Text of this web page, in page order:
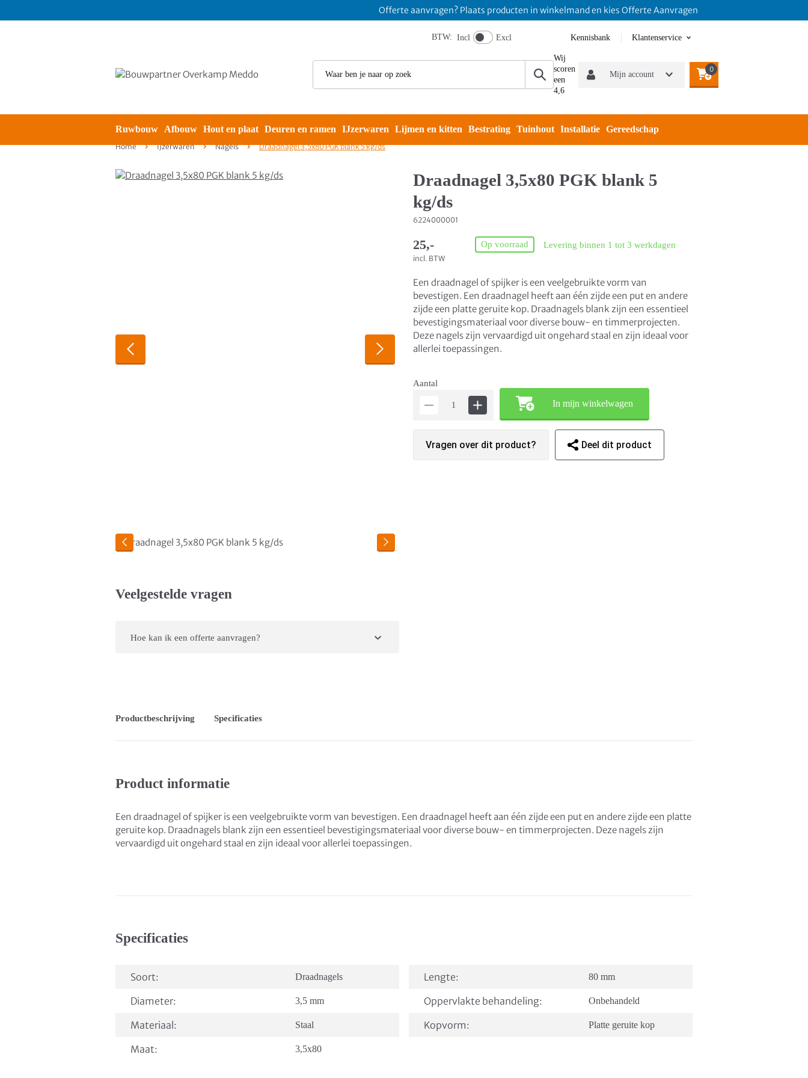
Offerte aanvragen? Plaats producten in winkelmand en kies Offerte Aanvragen
BTW: Incl Excl Kennisbank Klantenservice
Wij
scoren
een
4,6
Mijn account
0
Ruwbouw Afbouw Hout en plaat Deuren en ramen IJzerwaren Lijmen en kitten Bestrating Tuinhout Installatie Gereedschap
Home IJzerwaren Nagels Draadnagel 3,5x80 PGK blank 5 kg/ds
Draadnagel 3,5x80 PGK blank 5
kg/ds
6224000001
25,-
incl. BTW
Op voorraad Levering binnen 1 tot 3 werkdagen
Een draadnagel of spijker is een veelgebruikte vorm van
bevestigen. Een draadnagel heeft aan één zijde een put en andere
zijde een platte geruite kop. Draadnagels blank zijn een essentieel
bevestigingsmateriaal voor diverse bouw- en timmerprojecten.
Deze nagels zijn vervaardigd uit ongehard staal en zijn ideaal voor
allerlei toepassingen.
Aantal
In mijn winkelwagen
Vragen over dit product? Deel dit product
Veelgestelde vragen
Hoe kan ik een offerte aanvragen?
Productbeschrijving Specificaties
Product informatie
Een draadnagel of spijker is een veelgebruikte vorm van bevestigen. Een draadnagel heeft aan één zijde een put en andere zijde een platte
geruite kop. Draadnagels blank zijn een essentieel bevestigingsmateriaal voor diverse bouw- en timmerprojecten. Deze nagels zijn
vervaardigd uit ongehard staal en zijn ideaal voor allerlei toepassingen.
Specificaties
Soort: Draadnagels Lengte: 80 mm
Diameter: 3,5 mm Oppervlakte behandeling: Onbehandeld
Materiaal: Staal Kopvorm: Platte geruite kop
Maat: 3,5x80